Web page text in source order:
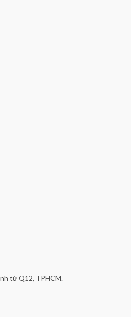
từ Q12, TPHCM.